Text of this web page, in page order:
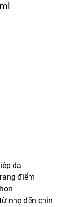
da
điểm
nhẹ đến chỉn